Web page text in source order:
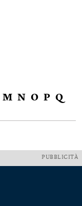
M N O P Q
PUBBLICITÀ